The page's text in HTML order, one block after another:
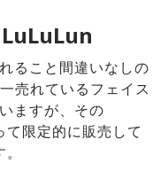
ること間違いなしの
れているフェイス
ますが、その
限定的に販売して